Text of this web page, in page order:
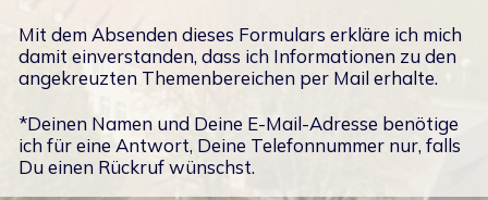
Mit dem Absenden dieses Formulars erkläre ich mich
damit einverstanden, dass ich Informationen zu den
angekreuzten Themenbereichen per Mail erhalte.
*Deinen Namen und Deine E-Mail-Adresse benötige
ich für eine Antwort, Deine Telefonnummer nur, falls
Du einen Rückruf wünschst.